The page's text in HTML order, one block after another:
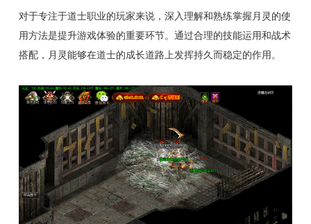
对于专注于道士职业的玩家来说，深入理解和熟练掌握月灵的使
用方法是提升游戏体验的重要环节。通过合理的技能运用和战术
搭配，月灵能够在道士的成长道路上发挥持久而稳定的作用。